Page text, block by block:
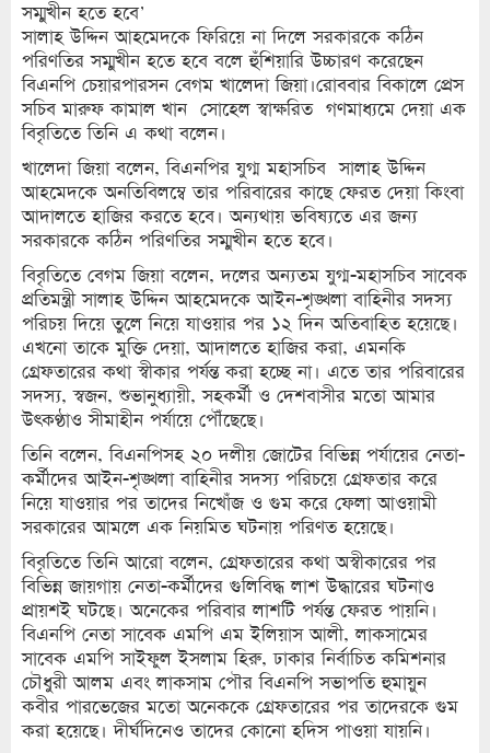
সালাহ উদ্দিন আহমেদকে ফিরিয়ে না দিলে সরকারকে কঠিন
পরিণতির সম্মুখীন হতে হবে বলে হুঁশিয়ারি উচ্চারণ করেছেন
বিএনপি চেয়ারপারসন বেগম খালেদা জিয়া।রোববার বিকালে প্রেস
সচিব মারুফ কামাল খান সোহেল স্বাক্ষরিত গণমাধ্যমে দেয়া এক
বিবৃতিতে তিনি এ কথা বলেন।
খালেদা জিয়া বলেন, বিএনপির যুগ্ম মহাসচিব সালাহ উদ্দিন
আহমেদকে অনতিবিলম্বে তার পরিবারের কাছে ফেরত দেয়া কিংবা
আদালতে হাজির করতে হবে। অন্যথায় ভবিষ্যতে এর জন্য
সরকারকে কঠিন পরিণতির সম্মুখীন হতে হবে।
বিবৃতিতে বেগম জিয়া বলেন, দলের অন্যতম যুগ্ম-মহাসচিব সাবেক
প্রতিমন্ত্রী সালাহ উদ্দিন আহমেদকে আইন-শৃঙ্খলা বাহিনীর সদস্য
পরিচয় দিয়ে তুলে নিয়ে যাওয়ার পর ১২ দিন অতিবাহিত হয়েছে।
এখনো তাকে মুক্তি দেয়া, আদালতে হাজির করা, এমনকি
গ্রেফতারের কথা স্বীকার পর্যন্ত করা হচ্ছে না। এতে তার পরিবারের
সদস্য, স্বজন, শুভানুধ্যায়ী, সহকর্মী ও দেশবাসীর মতো আমার
উৎকণ্ঠাও সীমাহীন পর্যায়ে পৌঁছেছে।
তিনি বলেন, বিএনপিসহ ২০ দলীয় জোটের বিভিন্ন পর্যায়ের নেতা-
কর্মীদের আইন-শৃঙ্খলা বাহিনীর সদস্য পরিচয়ে গ্রেফতার করে
নিয়ে যাওয়ার পর তাদের নিখোঁজ ও গুম করে ফেলা আওয়ামী
সরকারের আমলে এক নিয়মিত ঘটনায় পরিণত হয়েছে।
বিবৃতিতে তিনি আরো বলেন, গ্রেফতারের কথা অস্বীকারের পর
বিভিন্ন জায়গায় নেতা-কর্মীদের গুলিবিদ্ধ লাশ উদ্ধারের ঘটনাও
প্রায়শই ঘটছে। অনেকের পরিবার লাশটি পর্যন্ত ফেরত পায়নি।
বিএনপি নেতা সাবেক এমপি এম ইলিয়াস আলী, লাকসামের
সাবেক এমপি সাইফুল ইসলাম হিরু, ঢাকার নির্বাচিত কমিশনার
চৌধুরী আলম এবং লাকসাম পৌর বিএনপি সভাপতি হুমায়ুন
কবীর পারভেজের মতো অনেককে গ্রেফতারের পর তাদেরকে গুম
করা হয়েছে। দীর্ঘদিনেও তাদের কোনো হদিস পাওয়া যায়নি।